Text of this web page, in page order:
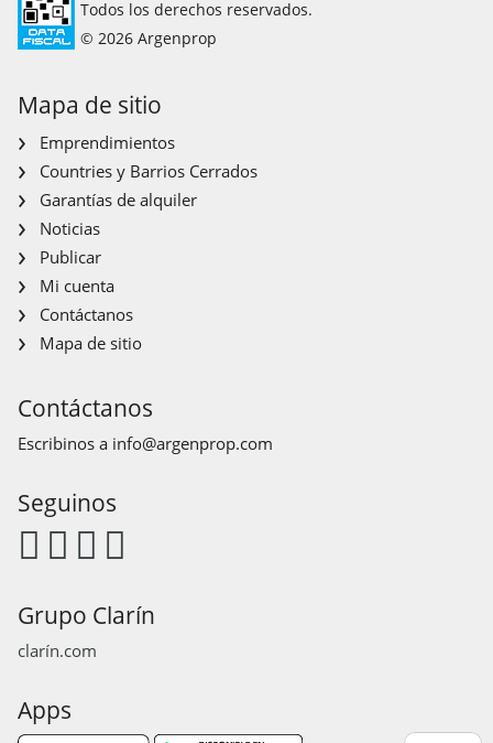
Todos los derechos reservados.
© 2026 Argenprop
Mapa de sitio
Emprendimientos
Countries y Barrios Cerrados
Garantías de alquiler
Noticias
Publicar
Mi cuenta
Contáctanos
Mapa de sitio
Contáctanos
Escribinos a info@argenprop.com
Seguinos
Grupo Clarín
clarín.com
Apps